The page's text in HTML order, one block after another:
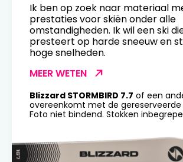
Ik ben op zoek naar materiaal
prestaties voor skiën onder alle
omstandigheden. Ik wil een ski
presteert op harde sneeuw en
hoge snelheden.
MEER WETEN
Blizzard STORMBIRD 7.7 of een
overeenkomt met de
Foto niet bindend. Stokken